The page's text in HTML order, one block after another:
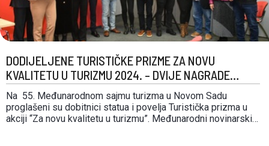
DODIJELJENE TURISTIČKE PRIZME ZA NOVU
KVALITETU U TURIZMU 2024. – DVIJE NAGRADE
DOLAZE U HRVATSKU
Na 55. Međunarodnom sajmu turizma u Novom Sadu
proglašeni su dobitnici statua i povelja Turistička prizma u
akciji “Za novu kvalitetu u turizmu”. Međunarodni novinarski